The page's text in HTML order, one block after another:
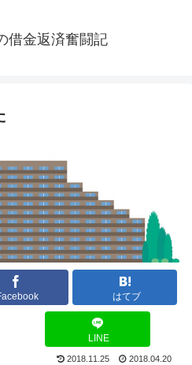
借金返済奮闘記
はてブ
LINE
2018.11.25 2018.04.20